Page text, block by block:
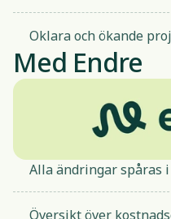
Oklara och ökande
Med Endre
Alla ändringar spåras
Översikt över